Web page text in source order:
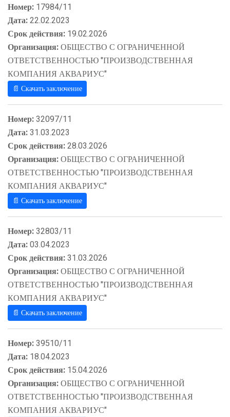
Номер: 17984/11
Дата:22.02.2023
Срок действия: 19.02.2026
Организация:ОБЩЕСТВО С ОГРАНИЧЕННОЙ
ОТВЕТСТВЕННОСТЬЮ "ПРОИЗВОДСТВЕННАЯ
КОМПАНИЯ АКВАРИУС"
📄 Скачать заключение
Номер:32097/11
Дата:31.03.2023
Срок действия:28.03.2026
Организация:ОБЩЕСТВО С ОГРАНИЧЕННОЙ
ОТВЕТСТВЕННОСТЬЮ "ПРОИЗВОДСТВЕННАЯ
КОМПАНИЯ АКВАРИУС"
📄 Скачать заключение
Номер:32803/11
Дата:03.04.2023
Срок действия:31.03.2026
Организация:ОБЩЕСТВО С ОГРАНИЧЕННОЙ
ОТВЕТСТВЕННОСТЬЮ "ПРОИЗВОДСТВЕННАЯ
КОМПАНИЯ АКВАРИУС"
📄 Скачать заключение
Номер:39510/11
Дата: 18.04.2023
Срок действия: 15.04.2026
Организация:ОБЩЕСТВО С ОГРАНИЧЕННОЙ
ОТВЕТСТВЕННОСТЬЮ "ПРОИЗВОДСТВЕННАЯ
КОМПАНИЯ АКВАРИУС"